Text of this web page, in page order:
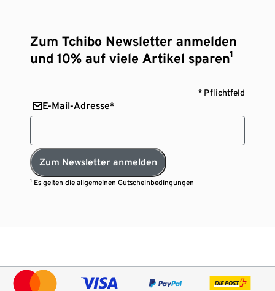
Zum Tchibo Newsletter anmelden
und 10% auf viele Artikel sparen¹
* Pflichtfeld
E-Mail-Adresse*
Zum Newsletter anmelden
¹ Es gelten dieallgemeinen Gutscheinbedingungen